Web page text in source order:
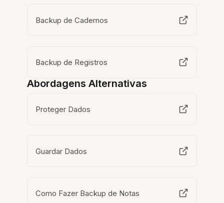
Backup de Cadernos
Backup de Registros
Abordagens Alternativas
Proteger Dados
Guardar Dados
Como Fazer Backup de Notas